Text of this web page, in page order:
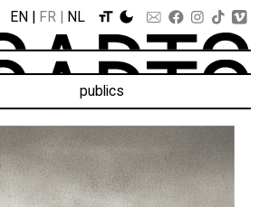
EN FR NL
publics